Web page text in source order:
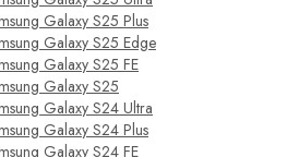
Galaxy S25 Plus
Galaxy S25 Edge
Galaxy S25 FE
Galaxy S25
Galaxy S24 Ultra
Galaxy S24 Plus
Galaxy S24 FE